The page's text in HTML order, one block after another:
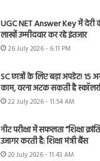
UGC NET Answer Key में देरी
लाखों उम्मीदवार कर रहे इंतजार
26 July 2026 - 6:11 PM
SC छात्रों के लिए बड़ा अपडेट!
काम, वरना अटक सकती है
22 July 2026 - 11:54 AM
नीट परीक्षा में सफलता “शिक्षा
उजागर करती है: शिक्षा मंत्री बैंस
20 July 2026 - 11:43 AM